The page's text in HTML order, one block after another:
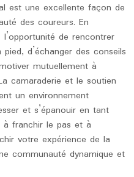
est une excellente façon de
des coureurs. En
de rencontrer
d’échanger des conseils
mutuellement à
camaraderie et le soutien
un environnement
et s’épanouir en tant
à franchir le pas et à
votre expérience de la
communauté dynamique et